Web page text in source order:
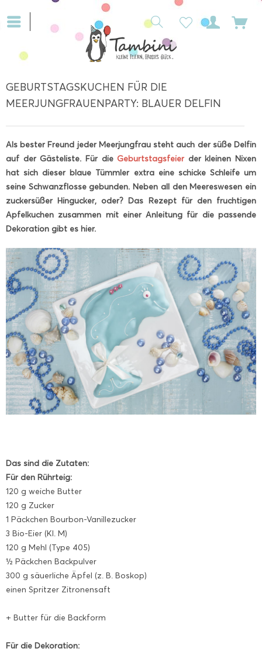
GEBURTSTAGSKUCHEN FÜR DIE
MEERJUNGFRAUENPARTY: BLAUER DELFIN
Als bester Freund jeder Meerjungfrau steht auch der süße Delfin
auf der Gästeliste. Für dieGeburtstagsfeier der kleinen Nixen
hat sich dieser blaue Tümmler extra eine schicke Schleife um
seine Schwanzflosse gebunden. Neben all den Meereswesen ein
zuckersüßer Hingucker, oder? Das Rezept für den fruchtigen
Apfelkuchen zusammen mit einer Anleitung für die passende
Dekoration gibt es hier.
Das sind die Zutaten:
Für den Rührteig:
120 g weiche Butter
120 g Zucker
1 Päckchen Bourbon-Vanillezucker
3 Bio-Eier (Kl. M)
120 g Mehl (Type 405)
½ Päckchen Backpulver
300 g säuerliche Äpfel (z. B. Boskop)
einen Spritzer Zitronensaft
+ Butter für die Backform
Für die Dekoration: